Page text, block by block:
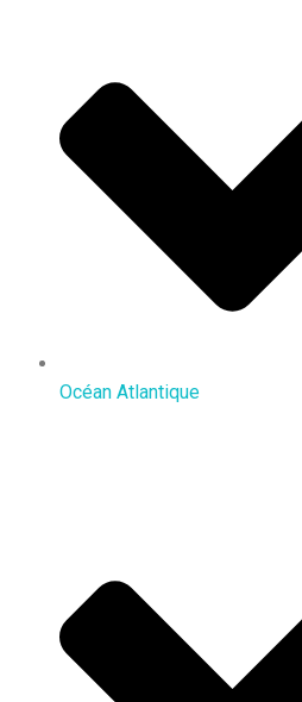
Océan Atlantique